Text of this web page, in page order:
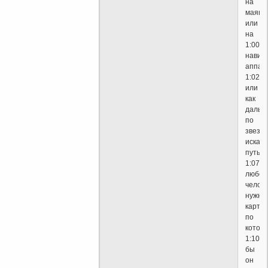
на
маяк
или
на
1:00
1:02
или
как
по
искали
путь
1:07
нужна
карта
по
1:10
бы
он